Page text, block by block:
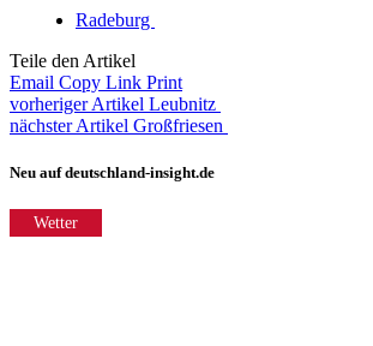
Radeburg
Teile den Artikel
Email Copy Link Print
vorheriger Artikel Leubnitz
nächster Artikel Großfriesen
Neu auf deutschland-insight.de
Wetter